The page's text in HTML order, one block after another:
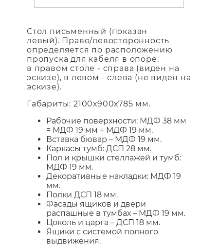
Стол письменный (показан
левый). Право/левосторонность
определяется по расположению
пропуска для кабеля в опоре:
в правом столе - справа (виден на
эскизе), в левом - слева (не виден на
эскизе).
Габариты: 2100х900х785 мм.
Рабочие поверхности: МДФ 38 мм
= МДФ 19 мм + МДФ 19 мм.
Вставка бювар – МДФ 19 мм.
Каркасы тумб: ДСП 28 мм.
Пол и крышки стеллажей и тумб:
МДФ 19 мм.
Декоративные накладки: МДФ 19
мм.
Полки ДСП 18 мм.
Фасады ящиков и двери
распашные в тумбах – МДФ 19 мм.
Цоколь и царга – ДСП 18 мм.
Ящики с системой полного
выдвижения.